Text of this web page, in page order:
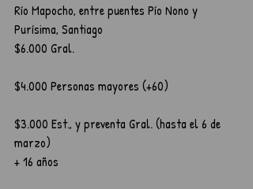
Río Mapocho, entre puentes Pío Nono y
Purísima, Santiago
$6.000 Gral.
$4.000 Personas mayores (+60)
$3.000 Est., y preventa Gral. (hasta el 6 de
marzo)
+ 16 años